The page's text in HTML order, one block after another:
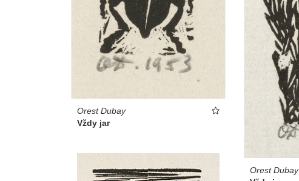
Orest Dubay
Vždy jar
Orest Dubay